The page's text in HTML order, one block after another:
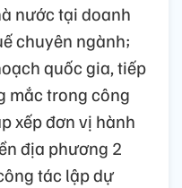
nước tại doanh
chuyên ngành;
quốc gia, tiếp
mắc trong công
xếp đơn vị hành
địa phương 2
tác lập dự